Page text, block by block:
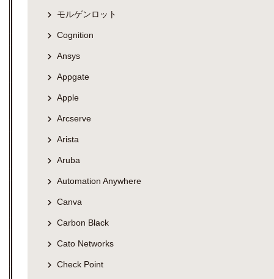
モルゲンロット
Cognition
Ansys
Appgate
Apple
Arcserve
Arista
Aruba
Automation Anywhere
Canva
Carbon Black
Cato Networks
Check Point